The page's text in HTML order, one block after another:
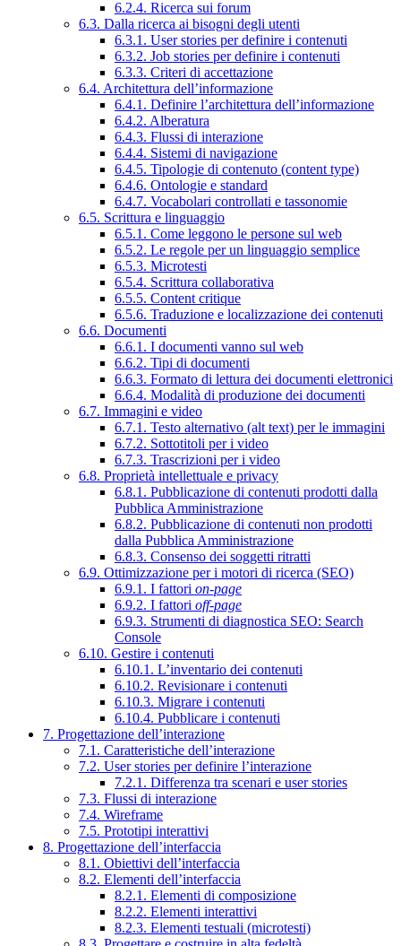
6.2.4. Ricerca sui forum
6.3. Dalla ricerca ai bisogni degli utenti
6.3.1. User stories per definire i contenuti
6.3.2. Job stories per definire i contenuti
6.3.3. Criteri di accettazione
6.4. Architettura dell’informazione
6.4.1. Definire l’architettura dell’informazione
6.4.2. Alberatura
6.4.3. Flussi di interazione
6.4.4. Sistemi di navigazione
6.4.5. Tipologie di contenuto (content type)
6.4.6. Ontologie e standard
6.4.7. Vocabolari controllati e tassonomie
6.5. Scrittura e linguaggio
6.5.1. Come leggono le persone sul web
6.5.2. Le regole per un linguaggio semplice
6.5.3. Microtesti
6.5.4. Scrittura collaborativa
6.5.5. Content critique
6.5.6. Traduzione e localizzazione dei contenuti
6.6. Documenti
6.6.1. I documenti vanno sul web
6.6.2. Tipi di documenti
6.6.3. Formato di lettura dei documenti elettronici
6.6.4. Modalità di produzione dei documenti
6.7. Immagini e video
6.7.1. Testo alternativo (alt text) per le immagini
6.7.2. Sottotitoli per i video
6.7.3. Trascrizioni per i video
6.8. Proprietà intellettuale e privacy
6.8.1. Pubblicazione di contenuti prodotti dalla
Pubblica Amministrazione
6.8.2. Pubblicazione di contenuti non prodotti
dalla Pubblica Amministrazione
6.8.3. Consenso dei soggetti ritratti
6.9. Ottimizzazione per i motori di ricerca (SEO)
6.9.1. I fattori on-page
6.9.2. I fattori off-page
6.9.3. Strumenti di diagnostica SEO: Search
Console
6.10. Gestire i contenuti
6.10.1. L’inventario dei contenuti
6.10.2. Revisionare i contenuti
6.10.3. Migrare i contenuti
6.10.4. Pubblicare i contenuti
7. Progettazione dell’interazione
7.1. Caratteristiche dell’interazione
7.2. User stories per definire l’interazione
7.2.1. Differenza tra scenari e user stories
7.3. Flussi di interazione
7.4. Wireframe
7.5. Prototipi interattivi
8. Progettazione dell’interfaccia
8.1. Obiettivi dell’interfaccia
8.2. Elementi dell’interfaccia
8.2.1. Elementi di composizione
8.2.2. Elementi interattivi
8.2.3. Elementi testuali (microtesti)